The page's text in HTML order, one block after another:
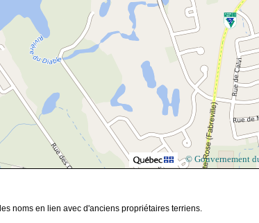
© Gouvernement
noms en lien avec d'anciens propriétaires terriens.